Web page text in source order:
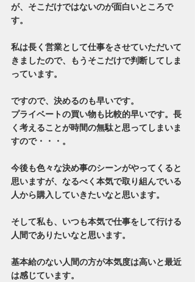
が、そこだけではないのが面白いところで
す。
私は長く営業として仕事をさせていただいて
きましたので、もうそこだけで判断してしま
っています。
ですので、決めるのも早いです。
プライベートの買い物も比較的早いです。長
く考えることが時間の無駄と思ってしまいま
すので・・・。
今後も色々な決め事のシーンがやってくると
思いますが、なるべく本気で取り組んでいる
人から購入していきたいなと思います。
そして私も、いつも本気で仕事をして行ける
人間でありたいなと思います。
基本給のない人間の方が本気度は高いと最近
は感じています。